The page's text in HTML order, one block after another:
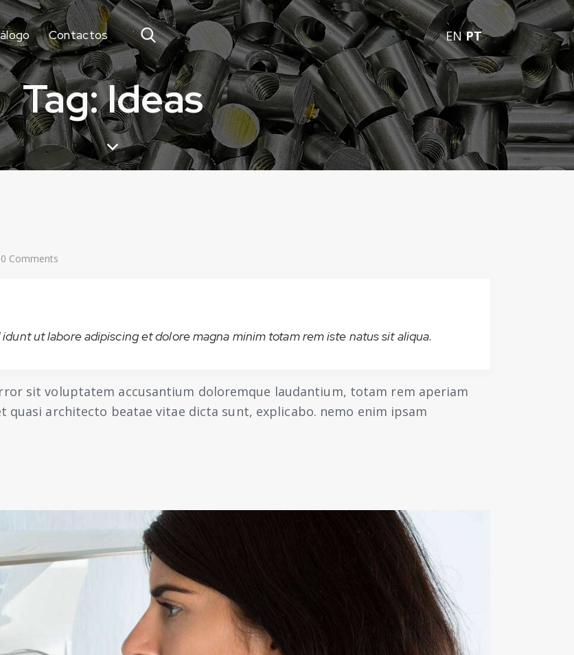
Contactos EN PT
Tag: Ideas
0 Comments
ut labore adipiscing et dolore magna minim totam rem iste natus sit aliqua.
sit voluptatem accusantium doloremque laudantium, totam rem aperiam
quasi architecto beatae vitae dicta sunt, explicabo. nemo enim ipsam